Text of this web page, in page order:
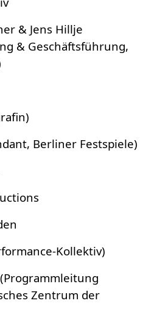
& Jens Hillje
& Geschäftsführung,
Berliner Festspiele)
Kollektiv)
Zentrum der